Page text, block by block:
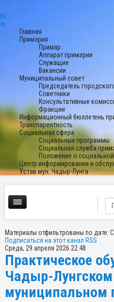
Главная
Примэрия
Примар
Аппарат примэрии
Служащие
Вакансии
Муниципальный совет
Председатель
Советники
Консультативные
Фракции
Информационный бюллетень
Транспарентность
Социальная сфера
Социальные программы
Социальная служба
Положение о
Центр информирования и
Устав мун. Чадыр-Лунга
Материалы отфильтрованы по дате:
Подписаться на этот канал RSS
Среда, 29 апреля 2026 22:48
Практическое
Чадыр-Лунгском
муниципальном